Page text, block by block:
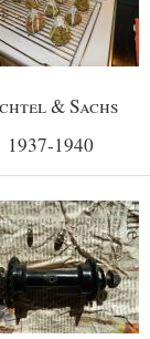
& Sachs
1937-1940